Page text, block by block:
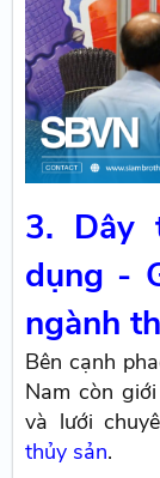
3. Dây
dụng -
ngành
Bên cạnh
Nam còn
và lưới
thủy sản.